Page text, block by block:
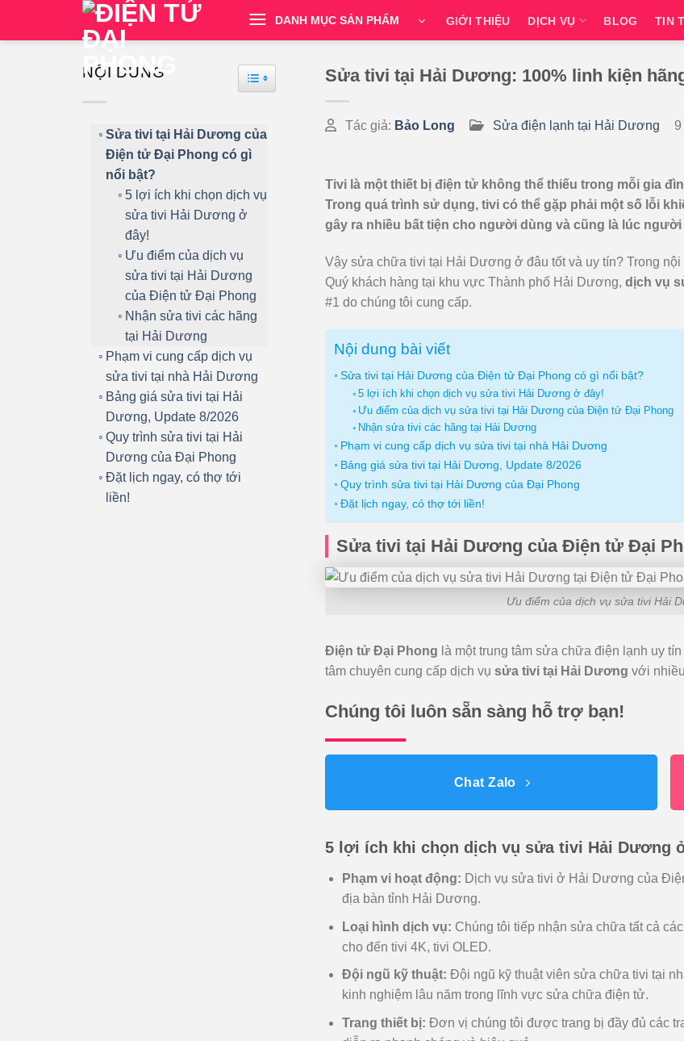
DANH MỤC SẢN PHẨM GIỚI THIỆU DỊCH VỤ BLOG TIN
NỘI DUNG TOGGLE TABLE OF CONTENT
Sửa tivi tại Hải Dương của
Điện tử Đại Phong có gì
nổi bật?
5 lợi ích khi chọn dịch vụ
sửa tivi Hải Dương ở
đây!
Ưu điểm của dịch vụ
sửa tivi tại Hải Dương
của Điện tử Đại Phong
Nhận sửa tivi các hãng
tại Hải Dương
Phạm vi cung cấp dịch vụ
sửa tivi tại nhà Hải Dương
Bảng giá sửa tivi tại Hải
Dương, Update 8/2026
Quy trình sửa tivi tại Hải
Dương của Đại Phong
Đặt lịch ngay, có thợ tới
liền!
Sửa tivi tại Hải Dương: 100% linh kiện
Tác giả: Bảo Long Sửa điện lạnh tại Hải Dương
Tivi là một thiết bị điện tử không thể thiếu trong mỗi gia
Trong quá trình sử dụng, tivi có thể gặp phải một số lỗi
gây ra nhiều bất tiện cho người dùng và cũng là lúc
Vậy sửa chữa tivi tại Hải Dương ở đâu tốt và uy tín? Trong nội
Quý khách hàng tại khu vực Thành phố Hải Dương, dịch vụ
#1 do chúng tôi cung cấp.
Nội dung bài viết
Sửa tivi tại Hải Dương của Điện tử Đại Phong có gì nổi bật?
5 lợi ích khi chọn dịch vụ sửa tivi Hải Dương ở đây!
Ưu điểm của dịch vụ sửa tivi tại Hải Dương của Điện tử Đại Phong
Nhận sửa tivi các hãng tại Hải Dương
Phạm vi cung cấp dịch vụ sửa tivi tại nhà Hải Dương
Bảng giá sửa tivi tại Hải Dương, Update 8/2026
Quy trình sửa tivi tại Hải Dương của Đại Phong
Đặt lịch ngay, có thợ tới liền!
Sửa tivi tại Hải Dương của Điện tử Đại
Ưu điểm của dịch vụ sửa tivi Hải
Điện tử Đại Phong là một trung tâm sửa chữa điện lạnh uy
tâm chuyên cung cấp dịch vụ sửa tivi tại Hải Dương với
Chúng tôi luôn sẵn sàng hỗ trợ bạn!
Chat Zalo
5 lợi ích khi chọn dịch vụ sửa tivi Hải Dương
Phạm vi hoạt động: Dịch vụ sửa tivi ở Hải Dương của
địa bàn tỉnh Hải Dương.
Loại hình dịch vụ: Chúng tôi tiếp nhận sửa chữa tất cả
cho đến tivi 4K, tivi OLED.
Đội ngũ kỹ thuật: Đội ngũ kỹ thuật viên sửa chữa tivi tại
kinh nghiệm lâu năm trong lĩnh vực sửa chữa điện tử.
Trang thiết bị: Đơn vị chúng tôi được trang bị đầy đủ các